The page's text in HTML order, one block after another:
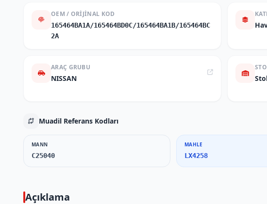
OEM / ORIJINAL KOD
165464BA1A/165464BD0C/165464BA1B/165464BC
2A
ARAÇ GRUBU
NISSAN
Muadil Referans Kodları
MANN
C25040
MAHLE
LX4258
Açıklama